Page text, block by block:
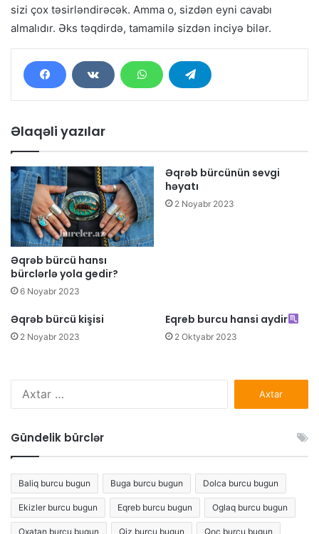
sizi çox təsirləndirəcək. Amma o, sizdən eyni cavabı
almalıdır. Əks təqdirdə, tamamilə sizdən inciyə bilər.
Əlaqəli yazılar
Əqrəb bürcü hansı
bürclərlə yola gedir?
6 Noyabr 2023
Əqrəb bürcünün sevgi
həyatı
2 Noyabr 2023
Əqrəb bürcü kişisi
2 Noyabr 2023
Eqreb burcu hansi aydir
2 Oktyabr 2023
Gündelik bürclər
Baliq burcu bugun Buga burcu bugun Dolca burcu bugun
Ekizler burcu bugun Eqreb burcu bugun Oglaq burcu bugun
Oxatan burcu bugun Qiz burcu bugun Qoc burcu bugun